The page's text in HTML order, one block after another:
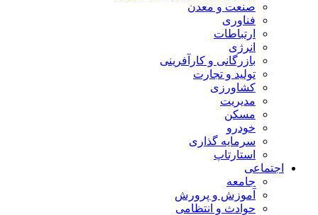
صنعت و معدن
فناوری
ارتباطات
انرژی
بازرگانی و کارآفرینی
تولید و تجارت
کشاورزی
مدیریت
مسکن
خودرو
سرمایه گذاری
استارتاپ
اجتماعی
جامعه
آموزش و پرورش
حوادث و انتظامی